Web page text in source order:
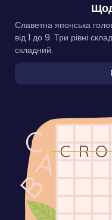
Славетна японська
від 1 до 9. Три рівні
складний.